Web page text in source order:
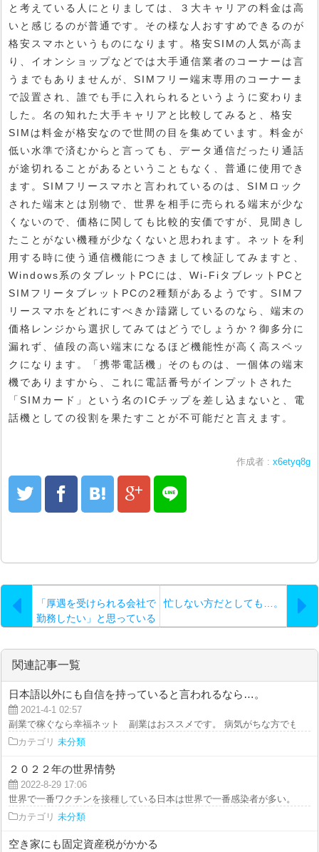
と考えている人にとりましては、３大キャリアの料金は高
いと感じるのが普通です。その様な人おすすめできるのが
格安スマホというものになります。格安SIMの人気が高ま
り、イオンショップなどでは大手通信業者のコーナーは言
うまでもありませんが、SIMフリー端末専用のコーナーま
で設置され、誰でも手に入れられるというように変わりま
した。名の知れた大手キャリアと比較してみると、格安
SIMは料金が格安なので世間の目を集めています。料金が
低い水準で済むからと言っても、データ通信だったり通話
が途切れることがあるということもなく、普通に使用でき
ます。SIMフリースマホと言われているのは、SIMロック
された端末とは別物で、世界を相手に売られる端末が少な
くないので、価格に関しても比較的安価ですが、見聞きし
たことがない機種が少なくないと思われます。ネットを利
用する時に使う通信機能につきまして検証してみますと、
Windows系のタブレットPCには、Wi-FiタブレットPCと
SIMフリータブレットPCの2種類があるようです。SIMフ
リースマホをどれにすべきか躊躇しているのなら、端末の
価格レンジから選択してみてはどうでしょうか？御多分に
漏れず、値段の高い端末になるほど機能性が高く高スペッ
クになります。「携帯電話機」そのものは、一個体の端末
機でありますから、これに電話番号がインプットされた
「SIMカード」という名のICチップを差し込まないと、電
話機としての役割を果たすことが不可能だと言えます。
作成者 : x6etyq8g
「厚遇を受けられる会社で
勤務したい」と思っている
忙しない方だとしても…。
関連記事一覧
日本語以外にも自信を持っていると言われるなら…。
2021-4-1 02:57
副業で稼ぐなら幸福ネット 副業はおススメです。 病気がちな方でも、
カテゴリ 未分類
２０２２年の世界情勢
2022-8-29 17:06
世界で一番ワクチンを接種している日本は世界で一番感染者が多い。 在
カテゴリ 未分類
空き家にも固定資産税がかかる